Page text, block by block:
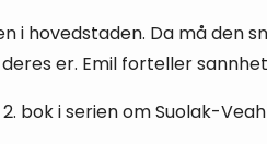
hovedstaden. Da må den
er. Emil forteller
bok i serien om Suolak-